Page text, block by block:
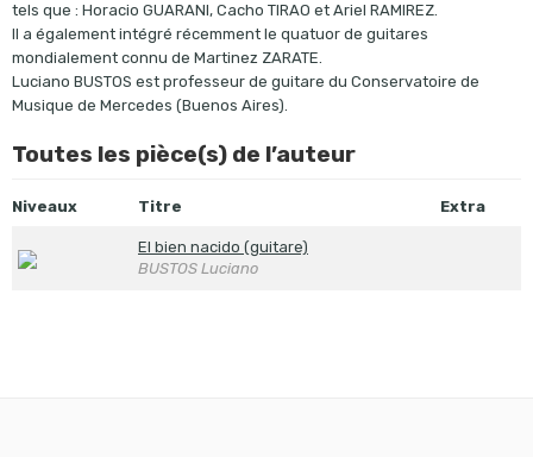
tels que : Horacio GUARANI, Cacho TIRAO et Ariel RAMIREZ.
Il a également intégré récemment le quatuor de guitares
mondialement connu de Martinez ZARATE.
Luciano BUSTOS est professeur de guitare du Conservatoire de
Musique de Mercedes (Buenos Aires).
Toutes les pièce(s) de l’auteur
Niveaux Titre Extra
El bien nacido (guitare)
BUSTOS Luciano